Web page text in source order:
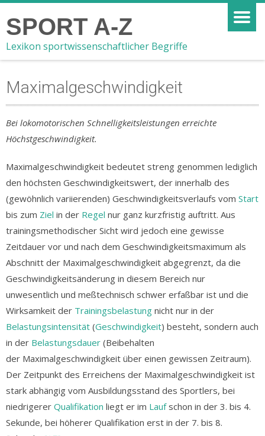
SPORT A-Z
Lexikon sportwissenschaftlicher Begriffe
Maximalgeschwindigkeit
Bei lokomotorischen Schnelligkeitsleistungen erreichte
Höchstgeschwindigkeit.
Maximalgeschwindigkeit bedeutet streng genommen lediglich
den höchsten Geschwindigkeitswert, der innerhalb des
(gewöhnlich variierenden) Geschwindigkeitsverlaufs vom Start
bis zum Ziel in der Regel nur ganz kurzfristig auftritt. Aus
trainingsmethodischer Sicht wird jedoch eine gewisse
Zeitdauer vor und nach dem Geschwindigkeitsmaximum als
Abschnitt der Maximalgeschwindigkeit abgegrenzt, da die
Geschwindigkeitsänderung in diesem Bereich nur
unwesentlich und meßtechnisch schwer erfaßbar ist und die
Wirksamkeit der Trainingsbelastung nicht nur in der
Belastungsintensität (Geschwindigkeit) besteht, sondern auch
in der Belastungsdauer (Beibehalten
der Maximalgeschwindigkeit über einen gewissen Zeitraum).
Der Zeitpunkt des Erreichens der Maximalgeschwindigkeit ist
stark abhängig vom Ausbildungsstand des Sportlers, bei
niedrigerer Qualifikation liegt er im Laufschon in der 3. bis 4.
Sekunde, bei höherer Qualifikation erst in der 7. bis 8.